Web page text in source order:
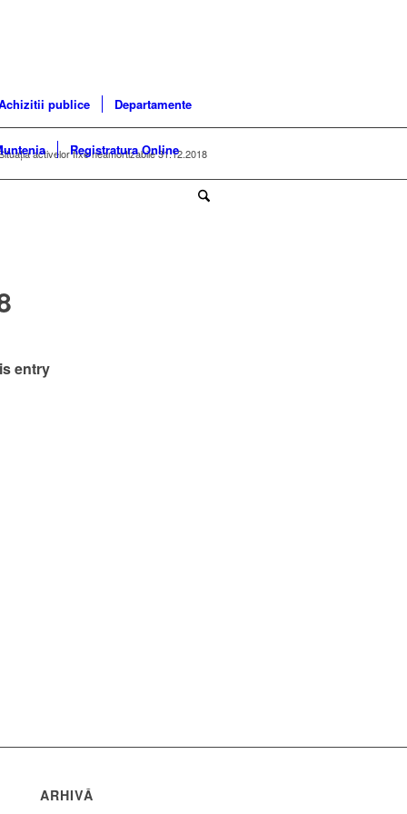
publice Departamente
Registratura Online
activelor fixe neamortizabile 31.12.2018
entry
ARHIVĂ